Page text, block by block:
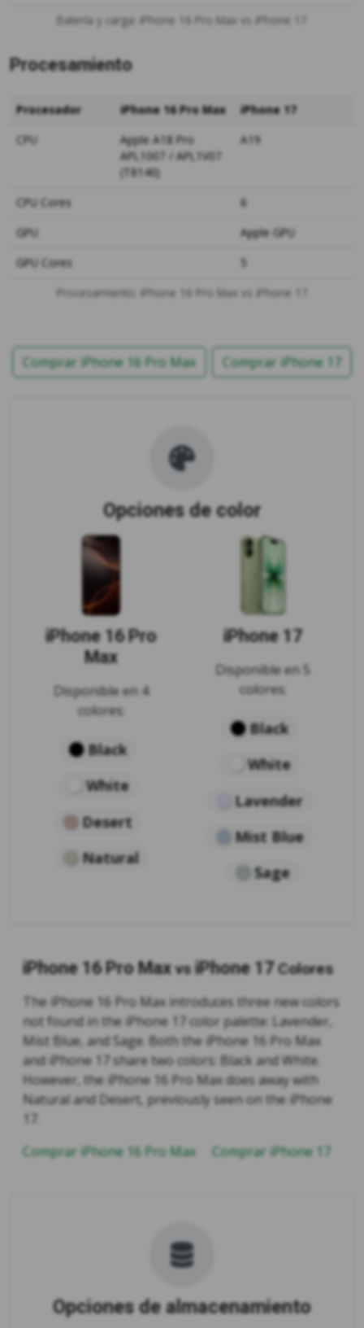
Batería y carga: iPhone 16 Pro Max vs iPhone 17
Procesamiento
Procesamiento: iPhone 16 Pro Max vs iPhone 17
Procesador iPhone 16 Pro Max
iPhone 17
CPU
Apple A18 Pro
APL1007 / APL1V07
(T8140)
A19
CPU Cores
6
GPU
Apple GPU
GPU Cores
5
Comprar iPhone 16 Pro Max Comprar iPhone 17
Opciones de color
iPhone 16 Pro
Max
Disponible en 4
colores:
Black
White
Desert
Natural
iPhone 17
Disponible en 5
colores:
Black
White
Lavender
Mist Blue
Sage
iPhone 16 Pro Max vs iPhone 17 Colores
The iPhone 16 Pro Max introduces three new colors
not found in the iPhone 17 color palette: Lavender,
Mist Blue, and Sage. Both the iPhone 16 Pro Max
and iPhone 17 share two colors: Black and White.
However, the iPhone 16 Pro Max does away with
Natural and Desert, previously seen on the iPhone
17.
Comprar iPhone 16 Pro Max
Comprar iPhone 17
Opciones de almacenamiento